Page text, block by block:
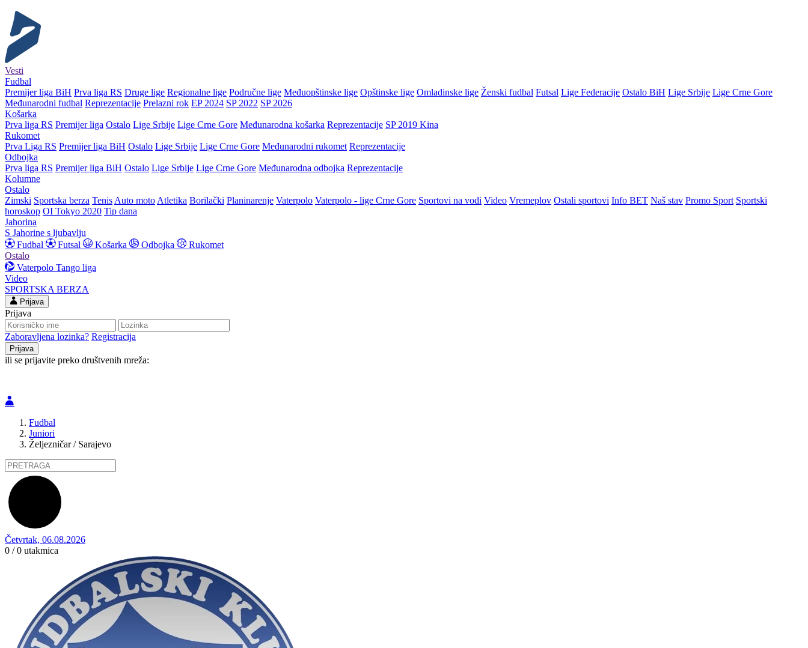
Vesti
Fudbal
Premijer liga BiH Prva liga RS Druge lige Regionalne lige Područne lige Međuopštinske lige Opštinske lige Omladinske lige Ženski fudbal Futsal Lige Federacije Ostalo BiH Lige Srbije Lige Crne Gore
Međunarodni fudbal Reprezentacije Prelazni rok EP 2024 SP 2022 SP 2026
Košarka
Prva liga RS Premijer liga Ostalo Lige Srbije Lige Crne Gore Međunarodna košarka Reprezentacije SP 2019 Kina
Rukomet
Prva Liga RS Premijer liga BiH Ostalo Lige Srbije Lige Crne Gore Međunarodni rukomet Reprezentacije
Odbojka
Prva liga RS Premijer liga BiH Ostalo Lige Srbije Lige Crne Gore Međunarodna odbojka Reprezentacije
Kolumne
Ostalo
Zimski Sportska berza Tenis Auto moto Atletika Borilački Planinarenje Vaterpolo Vaterpolo - lige Crne Gore Sportovi na vodi Video Vremeplov Ostali sportovi Info BET Naš stav Promo Sport Sportski
horoskop OI Tokyo 2020 Tip dana
Jahorina
S Jahorine s ljubavlju
Fudbal
Futsal Košarka Odbojka
Rukomet
Ostalo
Vaterpolo Tango liga
Video
SPORTSKA BERZA
Prijava
Prijava
Zaboravljena lozinka? Registracija
ili se prijavite preko društvenih mreža:
Fudbal
Juniori
Željezničar / Sarajevo
Četvrtak, 06.08.2026
0 / 0 utakmica